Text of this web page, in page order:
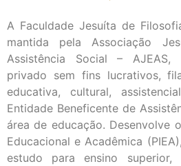
A Faculdade Jesuíta de
mantida pela Associação
Assistência Social –
privado sem fins lucrativos,
educativa, cultural,
Entidade Beneficente de
área de educação. Desenvolve
Educacional e Acadêmica
estudo para ensino superior,